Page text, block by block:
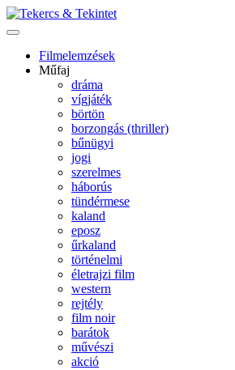
Filmelemzések
Műfaj
dráma
vígjáték
börtön
borzongás (thriller)
bűnügyi
jogi
szerelmes
háborús
tündérmese
kaland
eposz
űrkaland
történelmi
életrajzi film
western
rejtély
film noir
barátok
művészi
akció